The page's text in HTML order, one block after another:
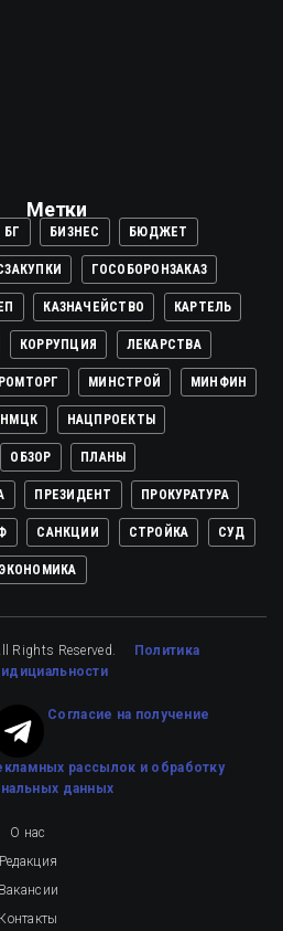
Метки
БГ БИЗНЕС БЮДЖЕТ
ГОСОБОРОНЗАКАЗ
КАЗНАЧЕЙСТВО КАРТЕЛЬ
КОРРУПЦИЯ ЛЕКАРСТВА
МИНСТРОЙ МИНФИН
НМЦК НАЦПРОЕКТЫ
ОБЗОР ПЛАНЫ
ПРЕЗИДЕНТ ПРОКУРАТУРА
САНКЦИИ СТРОЙКА СУД
ЭКОНОМИКА
Rights Reserved. Политика
Cогласие на получение
рассылок и обработку
данных
О нас
Редакция
Вакансии
Контакты